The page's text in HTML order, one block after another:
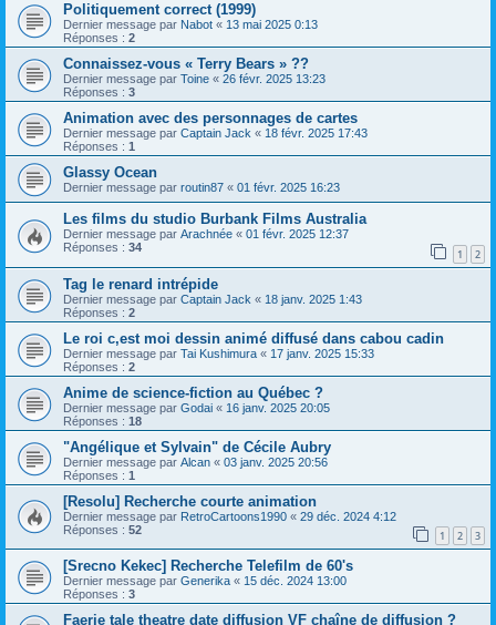
Politiquement correct (1999)
Dernier message par Nabot « 13 mai 2025 0:13
Réponses : 2
Connaissez-vous « Terry Bears » ??
Dernier message par Toine « 26 févr. 2025 13:23
Réponses : 3
Animation avec des personnages de cartes
Dernier message par Captain Jack « 18 févr. 2025 17:43
Réponses : 1
Glassy Ocean
Dernier message par routin87 « 01 févr. 2025 16:23
Les films du studio Burbank Films Australia
Dernier message par Arachnée « 01 févr. 2025 12:37
Réponses : 34 1 2
Tag le renard intrépide
Dernier message par Captain Jack « 18 janv. 2025 1:43
Réponses : 2
Le roi c,est moi dessin animé diffusé dans cabou cadin
Dernier message par Tai Kushimura « 17 janv. 2025 15:33
Réponses : 2
Anime de science-fiction au Québec ?
Dernier message par Godai « 16 janv. 2025 20:05
Réponses : 18
"Angélique et Sylvain" de Cécile Aubry
Dernier message par Alcan « 03 janv. 2025 20:56
Réponses : 1
[Resolu] Recherche courte animation
Dernier message par RetroCartoons1990 « 29 déc. 2024 4:12
Réponses : 52 1 2 3
[Srecno Kekec] Recherche Telefilm de 60's
Dernier message par Generika « 15 déc. 2024 13:00
Réponses : 3
Faerie tale theatre date diffusion VF chaîne de diffusion ?